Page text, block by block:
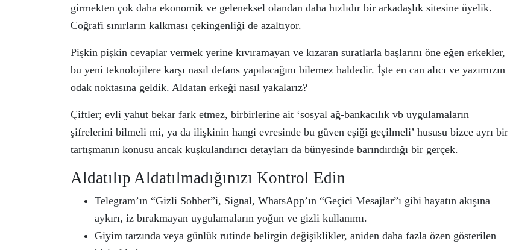
girmekten çok daha ekonomik ve geleneksel olandan daha hızlıdır bir arkadaşlık sitesine üyelik.
Coğrafi sınırların kalkması çekingenliği de azaltıyor.
Pişkin pişkin cevaplar vermek yerine kıvıramayan ve kızaran suratlarla başlarını öne eğen erkekler,
bu yeni teknolojilere karşı nasıl defans yapılacağını bilemez haldedir. İşte en can alıcı ve yazımızın
odak noktasına geldik. Aldatan erkeği nasıl yakalarız?
Çiftler; evli yahut bekar fark etmez, birbirlerine ait ‘sosyal ağ-bankacılık vb uygulamaların
şifrelerini bilmeli mi, ya da ilişkinin hangi evresinde bu güven eşiği geçilmeli’ hususu bizce ayrı bir
tartışmanın konusu ancak kuşkulandırıcı detayları da bünyesinde barındırdığı bir gerçek.
Aldatılıp Aldatılmadığınızı Kontrol Edin
Telegram’ın “Gizli Sohbet”i, Signal, WhatsApp’ın “Geçici Mesajlar”ı gibi hayatın akışına
aykırı, iz bırakmayan uygulamaların yoğun ve gizli kullanımı.
Giyim tarzında veya günlük rutinde belirgin değişiklikler, aniden daha fazla özen gösterilen